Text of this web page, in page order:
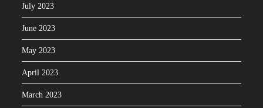
July 2023
June 2023
May 2023
April 2023
March 2023